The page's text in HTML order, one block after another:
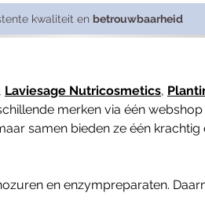
Complexen
Meridian Balance
Krillolie
Omega-3
Energie
Nachtrust
kwaliteit en betrouwbaarheid
, Laviesage Nutricosmetics,
merken via één
samen bieden ze één
en enzympreparaten.